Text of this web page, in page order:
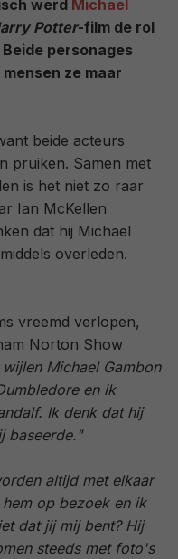
werd Michael
Potter-film de rol
personages
ze maar
beide acteurs
pruiken. Samen met
is het niet zo raar
Ian McKellen
dat hij Michael
overleden.
vreemd verlopen,
Norton Show
Michael Gambon
en ik
Ik denk dat hij
baseerde."
altijd met elkaar
op bezoek en ik
dat jij mij bent? Hij
steeds met foto's